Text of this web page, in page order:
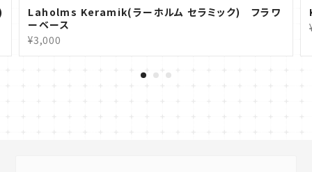
Laholms Keramik(ラーホルム セラミック) フラワ
ーベース
¥3,000